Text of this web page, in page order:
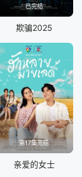
已完结
欺骗2025
第17集完结
亲爱的女士